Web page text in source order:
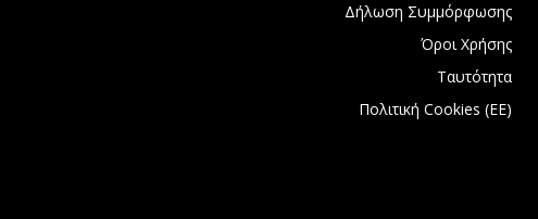
Δήλωση Συμμόρφωσης
Όροι Χρήσης
Ταυτότητα
Πολιτική Cookies (ΕΕ)